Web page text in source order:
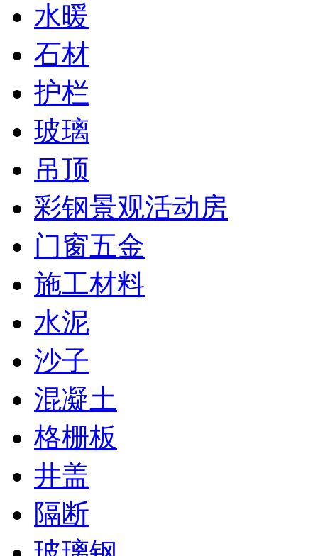
水暖
石材
护栏
玻璃
吊顶
彩钢景观活动房
门窗五金
施工材料
水泥
沙子
混凝土
格栅板
井盖
隔断